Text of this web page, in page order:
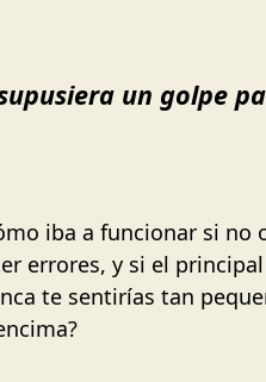
un golpe
iba a funcionar si no
errores, y si el
te sentirías tan